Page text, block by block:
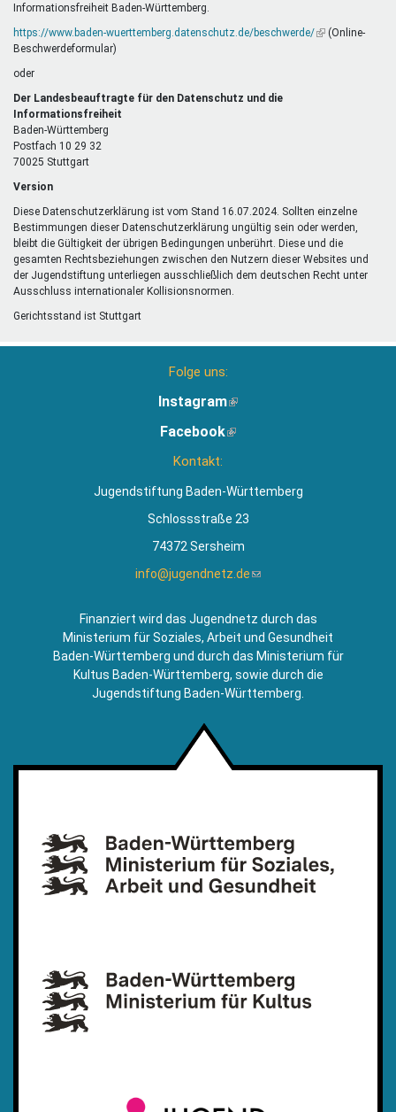
Informationsfreiheit Baden-Württemberg.
https://www.baden-wuerttemberg.datenschutz.de/beschwerde/(Link(Online-
Beschwerdeformular)
oder
Der Landesbeauftragte für den Datenschutz und die
Informationsfreiheit
Baden-Württemberg
Postfach 10 29 32
70025 Stuttgart
Version
Diese Datenschutzerklärung ist vom Stand 16.07.2024. Sollten einzelne
Bestimmungen dieser Datenschutzerklärung ungültig sein oder werden,
bleibt die Gültigkeit der übrigen Bedingungen unberührt. Diese und die
gesamten Rechtsbeziehungen zwischen den Nutzern dieser Websites und
der Jugendstiftung unterliegen ausschließlich dem deutschen Recht unter
Ausschluss internationaler Kollisionsnormen.
Gerichtsstand ist Stuttgart
Folge uns:
Instagram(Link
extern)
Facebook(Link
Kontakt:
Jugendstiftung Baden-Württemberg
Schlossstraße 23
74372 Sersheim
info@jugendnetz.de(Link
Mail)
Finanziert wird das Jugendnetz durch das
Ministerium für Soziales, Arbeit und Gesundheit
Baden-Württemberg und durch das Ministerium für
Kultus Baden-Württemberg, sowie durch die
Jugendstiftung Baden-Württemberg.